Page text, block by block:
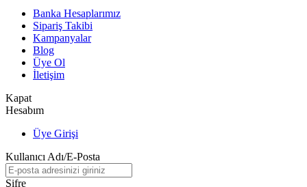
Banka Hesaplarımız
Sipariş Takibi
Kampanyalar
Blog
Üye Ol
İletişim
Kapat
Hesabım
Üye Girişi
Kullanıcı Adı/E-Posta
Şifre